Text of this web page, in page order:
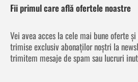
Fii primul care află ofertele noastre
Vei avea acces la cele mai bune oferte
trimise exclusiv abonaților noștri la
trimitem mesaje de spam sau lucruri